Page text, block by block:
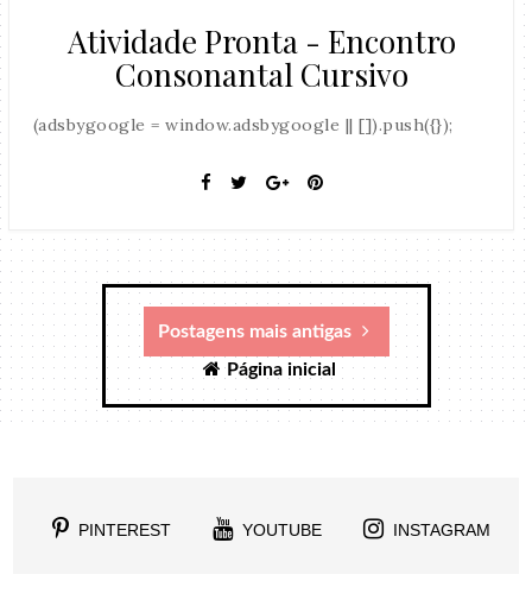
Atividade Pronta - Encontro
Consonantal Cursivo
(adsbygoogle = window.adsbygoogle || []).push({});
Postagens mais antigas
Página inicial
PINTEREST YOUTUBE INSTAGRAM